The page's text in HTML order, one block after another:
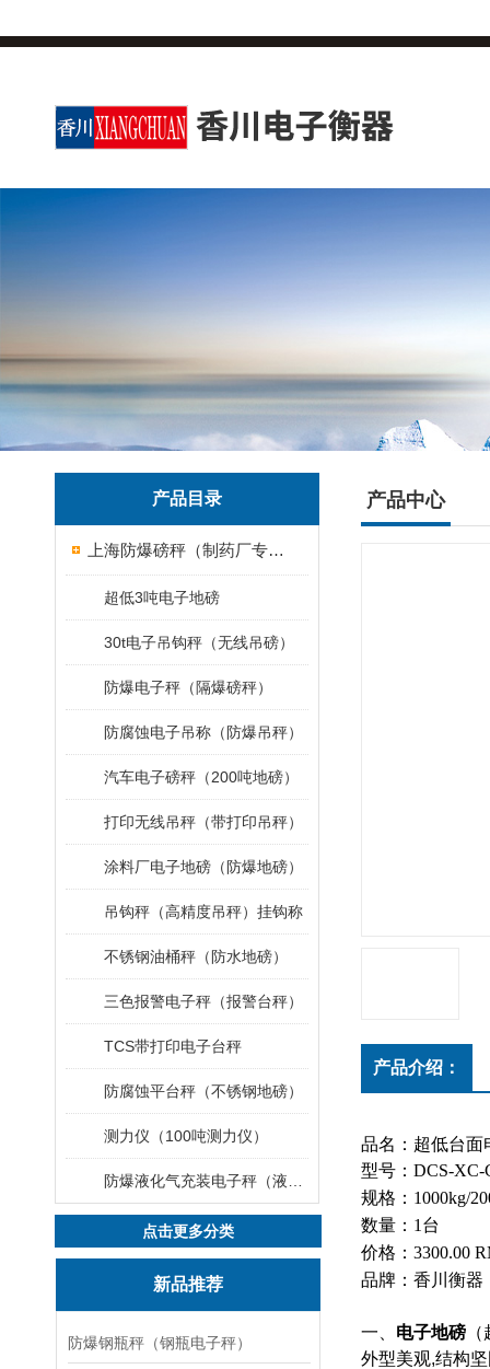
产品目录
上海防爆磅秤（制药厂专用）
超低3吨电子地磅
30t电子吊钩秤（无线吊磅）
防爆电子秤（隔爆磅秤）
防腐蚀电子吊称（防爆吊秤）
汽车电子磅秤（200吨地磅）
打印无线吊秤（带打印吊秤）
涂料厂电子地磅（防爆地磅）
吊钩秤（高精度吊秤）挂钩称
不锈钢油桶秤（防水地磅）
三色报警电子秤（报警台秤）
TCS带打印电子台秤
防腐蚀平台秤（不锈钢地磅）
测力仪（100吨测力仪）
点击更多分类
新品推荐
防爆钢瓶秤（钢瓶电子秤）
产品中心
产品介绍：
品名：超低台面
型号：DCS-XC-
规格：1000kg/
数量：1台
价格：3300.00
品牌：香川衡器
一、 电子地磅
外型美观,结构